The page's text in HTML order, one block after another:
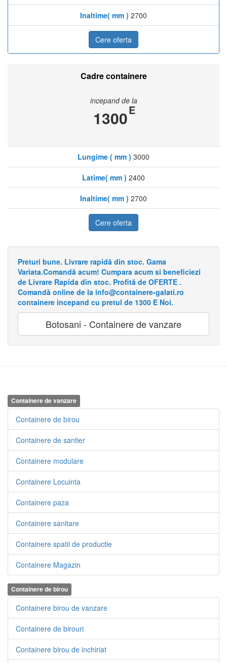
Inaltime( mm ) 2700
Cere oferta
Cadre containere
incepand de la
1300E
Lungime ( mm ) 3000
Latime( mm ) 2400
Inaltime( mm ) 2700
Cere oferta
Preturi bune. Livrare rapidă din stoc. Gama
Variata.Comandă acum! Cumpara acum si beneficiezi
de Livrare Rapida din stoc. Profită de OFERTE .
Comandă online de la info@containere-galati.ro
containere incepand cu pretul de 1300 E Noi.
Botosani - Containere de vanzare
Containere de vanzare
Containere de birou
Containere de santier
Containere modulare
Containere Locuinta
Containere paza
Containere sanitare
Containere spatii de productie
Containere Magazin
Containere de birou
Containere birou de vanzare
Containere de birouri
Containere birou de inchiriat